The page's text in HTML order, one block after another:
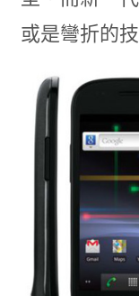
或是彎折的